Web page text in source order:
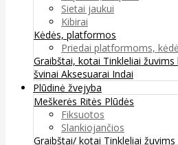
Sietai jaukui
Kibirai
Kėdės, platformos
Priedai platformoms,
Graibštai, kotai Tinkleliai
švinai Aksesuarai Indai
Plūdinė žvejyba
Meškerės Ritės Plūdės
Fiksuotos
Slankiojančios
Graibštai/ kotai Tinkleliai